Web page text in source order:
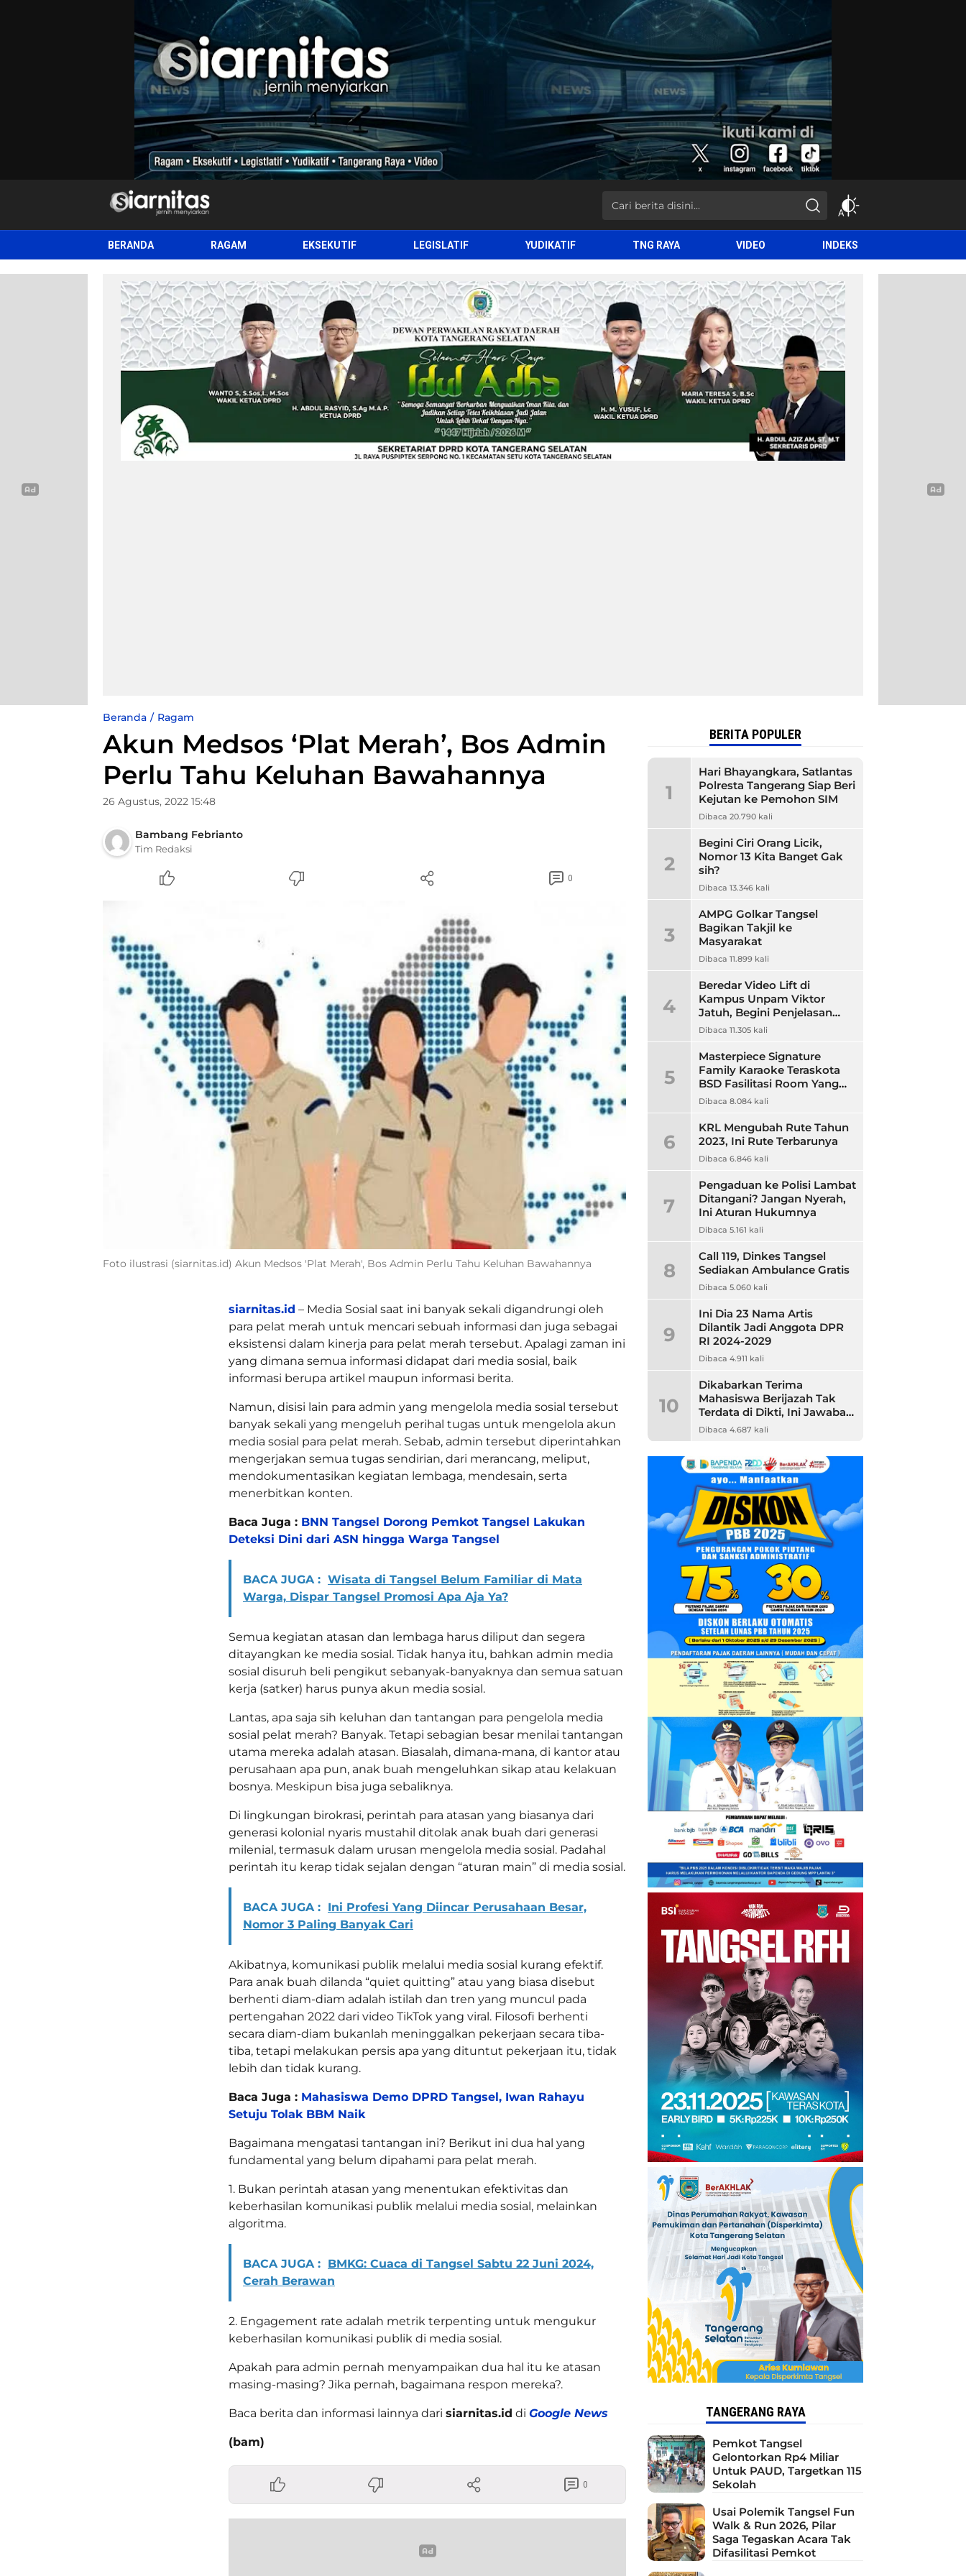
siarnitas
Jernih Menyiarkan
BERANDA RAGAM EKSEKUTIF LEGISLATIF YUDIKATIF TNG RAYA VIDEO INDEKS
Beranda Ragam
Akun Medsos ‘Plat Merah’, Bos Admin
Perlu Tahu Keluhan Bawahannya
26 Agustus, 2022 15:48
Bambang Febrianto
Tim Redaksi
0
Foto ilustrasi (siarnitas.id) Akun Medsos 'Plat Merah', Bos Admin Perlu Tahu Keluhan Bawahannya
siarnitas.id – Media Sosial saat ini banyak sekali digandrungi oleh
para pelat merah untuk mencari sebuah informasi dan juga sebagai
eksistensi dalam kinerja para pelat merah tersebut. Apalagi zaman ini
yang dimana semua informasi didapat dari media sosial, baik
informasi berupa artikel maupun informasi berita.
Namun, disisi lain para admin yang mengelola media sosial tersebut
banyak sekali yang mengeluh perihal tugas untuk mengelola akun
media sosial para pelat merah. Sebab, admin tersebut diperintahkan
mengerjakan semua tugas sendirian, dari merancang, meliput,
mendokumentasikan kegiatan lembaga, mendesain, serta
menerbitkan konten.
Baca Juga : BNN Tangsel Dorong Pemkot Tangsel Lakukan
Deteksi Dini dari ASN hingga Warga Tangsel
BACA JUGA : Wisata di Tangsel Belum Familiar di Mata
Warga, Dispar Tangsel Promosi Apa Aja Ya?
Semua kegiatan atasan dan lembaga harus diliput dan segera
ditayangkan ke media sosial. Tidak hanya itu, bahkan admin media
sosial disuruh beli pengikut sebanyak-banyaknya dan semua satuan
kerja (satker) harus punya akun media sosial.
Lantas, apa saja sih keluhan dan tantangan para pengelola media
sosial pelat merah? Banyak. Tetapi sebagian besar menilai tantangan
utama mereka adalah atasan. Biasalah, dimana-mana, di kantor atau
perusahaan apa pun, anak buah mengeluhkan sikap atau kelakuan
bosnya. Meskipun bisa juga sebaliknya.
Di lingkungan birokrasi, perintah para atasan yang biasanya dari
generasi kolonial nyaris mustahil ditolak anak buah dari generasi
milenial, termasuk dalam urusan mengelola media sosial. Padahal
perintah itu kerap tidak sejalan dengan “aturan main” di media sosial.
BACA JUGA : Ini Profesi Yang Diincar Perusahaan Besar,
Nomor 3 Paling Banyak Cari
Akibatnya, komunikasi publik melalui media sosial kurang efektif.
Para anak buah dilanda “quiet quitting” atau yang biasa disebut
berhenti diam-diam adalah istilah dan tren yang muncul pada
pertengahan 2022 dari video TikTok yang viral. Filosofi berhenti
secara diam-diam bukanlah meninggalkan pekerjaan secara tiba-
tiba, tetapi melakukan persis apa yang dituntut pekerjaan itu, tidak
lebih dan tidak kurang.
Baca Juga : Mahasiswa Demo DPRD Tangsel, Iwan Rahayu
Setuju Tolak BBM Naik
Bagaimana mengatasi tantangan ini? Berikut ini dua hal yang
fundamental yang belum dipahami para pelat merah.
1. Bukan perintah atasan yang menentukan efektivitas dan
keberhasilan komunikasi publik melalui media sosial, melainkan
algoritma.
BACA JUGA : BMKG: Cuaca di Tangsel Sabtu 22 Juni 2024,
Cerah Berawan
2. Engagement rate adalah metrik terpenting untuk mengukur
keberhasilan komunikasi publik di media sosial.
Apakah para admin pernah menyampaikan dua hal itu ke atasan
masing-masing? Jika pernah, bagaimana respon mereka?.
Baca berita dan informasi lainnya dari siarnitas.id di Google News
(bam)
0
BERITA POPULER
1
Hari Bhayangkara, Satlantas
Polresta Tangerang Siap Beri
Kejutan ke Pemohon SIM
Dibaca 20.790 kali
2
Begini Ciri Orang Licik,
Nomor 13 Kita Banget Gak
sih?
Dibaca 13.346 kali
3
AMPG Golkar Tangsel
Bagikan Takjil ke
Masyarakat
Dibaca 11.899 kali
4
Beredar Video Lift di
Kampus Unpam Viktor
Jatuh, Begini Penjelasan
Rektor Unpam
Dibaca 11.305 kali
5
Masterpiece Signature
Family Karaoke Teraskota
BSD Fasilitasi Room Yang
Nyaman dan Harga
Dibaca 8.084 kali
6
KRL Mengubah Rute Tahun
2023, Ini Rute Terbarunya
Dibaca 6.846 kali
7
Pengaduan ke Polisi Lambat
Ditangani? Jangan Nyerah,
Ini Aturan Hukumnya
Dibaca 5.161 kali
8
Call 119, Dinkes Tangsel
Sediakan Ambulance Gratis
Dibaca 5.060 kali
9
Ini Dia 23 Nama Artis
Dilantik Jadi Anggota DPR
RI 2024-2029
Dibaca 4.911 kali
10
Dikabarkan Terima
Mahasiswa Berijazah Tak
Terdata di Dikti, Ini Jawaban
Unpam
Dibaca 4.687 kali
TANGERANG RAYA
Pemkot Tangsel
Gelontorkan Rp4 Miliar
Untuk PAUD, Targetkan 115
Sekolah
Usai Polemik Tangsel Fun
Walk & Run 2026, Pilar
Saga Tegaskan Acara Tak
Difasilitasi Pemkot